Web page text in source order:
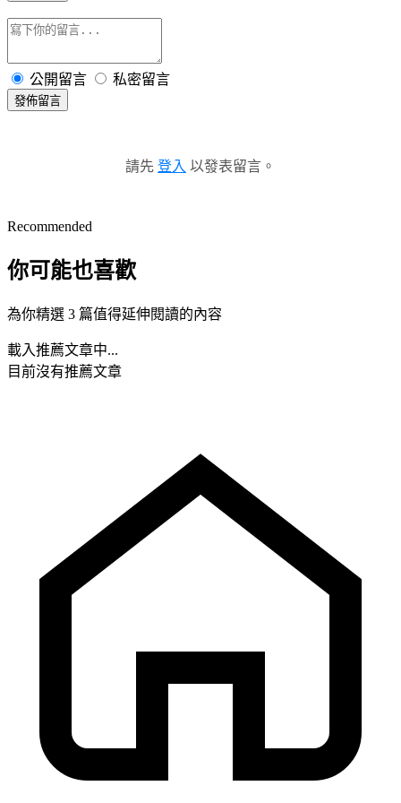
公開留言 私密留言
發佈留言
請先 登入 以發表留言。
Recommended
你可能也喜歡
為你精選 3 篇值得延伸閱讀的內容
載入推薦文章中...
目前沒有推薦文章